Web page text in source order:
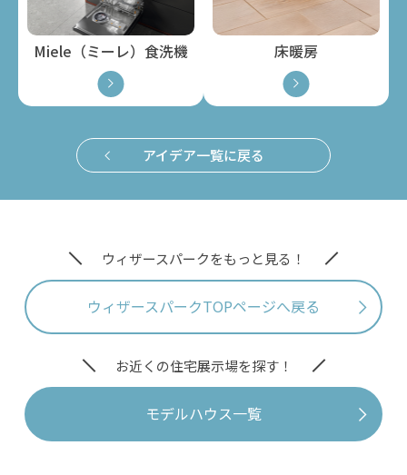
Miele（ミーレ）⾷洗機 床暖房
アイデア一覧に戻る
ウィザースパークをもっと見る！
ウィザースパークTOPページへ戻る
お近くの住宅展示場を探す！
モデルハウス一覧